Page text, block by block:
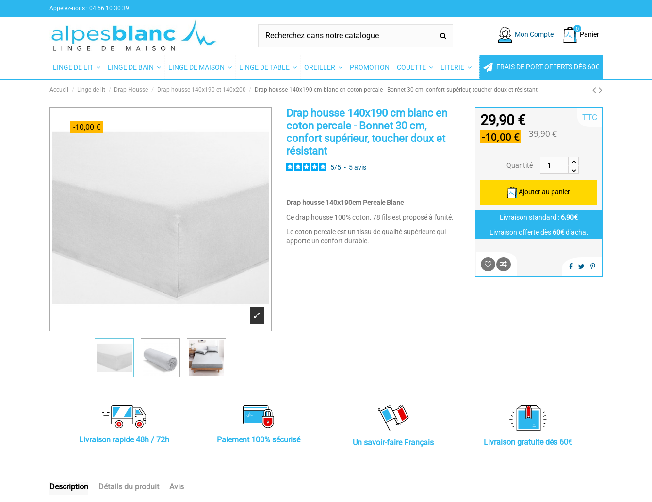
Appelez-nous : 04 56 10 30 39
Mon Compte
0
Panier
LINGE DE LIT LINGE DE BAIN LINGE DE MAISON LINGE DE TABLE OREILLER PROMOTION COUETTE LITERIE FRAIS DE PORT OFFERTS DÈS 60€
Accueil Linge de lit Drap Housse Drap housse 140x190 et 140x200 Drap housse 140x190 cm blanc en coton percale - Bonnet 30 cm, confort supérieur, toucher doux et résistant
-10,00 €
Drap housse 140x190 cm blanc en
coton percale - Bonnet 30 cm,
confort supérieur, toucher doux et
résistant
5/5 - 5avis
Drap housse 140x190cm Percale Blanc
Ce drap housse 100% coton, 78 fils est proposé à l'unité.
Le coton percale est un tissu de qualité supérieure qui
apporte un confort durable.
29,90 €
-10,00 € 39,90 €
TTC
Quantité
Ajouter au panier
Livraison standard : 6,90€
Livraison offerte dès 60€d’achat
Livraison rapide 48h / 72h Paiement 100% sécurisé Un savoir-faire Français Livraison gratuite dès 60€
Description Détails du produit Avis